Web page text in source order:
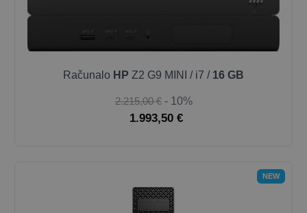
Računalo HP Z2 G9 MINI / i7 / 16 GB
2.215,00 € - 10%
1.993,50 €
NEW